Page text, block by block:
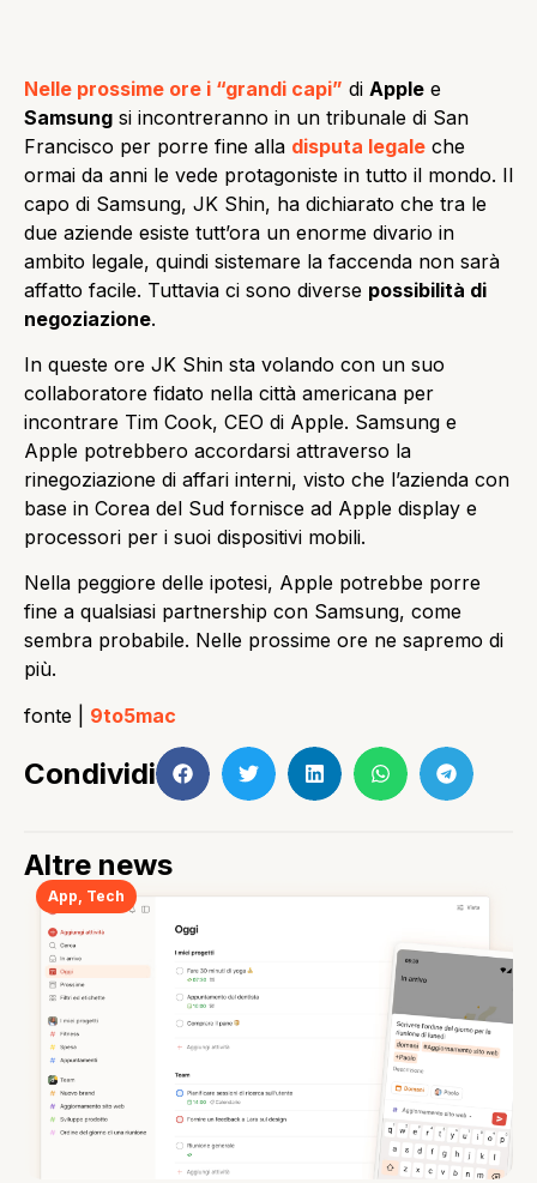
Nelle prossime ore i “grandi capi” di Apple e
Samsung si incontreranno in un tribunale di San
Francisco per porre fine alla disputa legale che
ormai da anni le vede protagoniste in tutto il mondo. Il
capo di Samsung, JK Shin, ha dichiarato che tra le
due aziende esiste tutt’ora un enorme divario in
ambito legale, quindi sistemare la faccenda non sarà
affatto facile. Tuttavia ci sono diverse possibilità di
negoziazione.
In queste ore JK Shin sta volando con un suo
collaboratore fidato nella città americana per
incontrare Tim Cook, CEO di Apple. Samsung e
Apple potrebbero accordarsi attraverso la
rinegoziazione di affari interni, visto che l’azienda con
base in Corea del Sud fornisce ad Apple display e
processori per i suoi dispositivi mobili.
Nella peggiore delle ipotesi, Apple potrebbe porre
fine a qualsiasi partnership con Samsung, come
sembra probabile. Nelle prossime ore ne sapremo di
più.
fonte | 9to5mac
Condividi
Altre news
App, Tech